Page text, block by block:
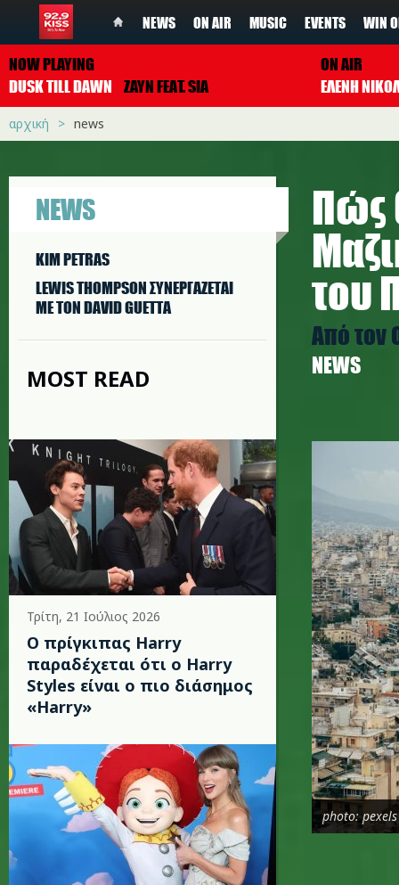
NEWS ON AIR MUSIC EVENTS WIN
NOW PLAYING
DUSK TILL DAWN
ZAYN FEAT. SIA
ON AIR
ΕΛΕΝΗ
αρχική news
NEWS
KIM PETRAS
LEWIS THOMPSON ΣΥΝΕΡΓAΖΕΤΑΙ
ΜΕ ΤΟΝ DAVID GUETTA
MOST READ
Τρίτη, 21 Ιούλιος 2026
Ο πρίγκιπας Harry
παραδέχεται ότι ο Harry
Styles είναι ο πιο διάσημος
«Harry»
Πώς
του
Από τον
NEWS
photo: pexels